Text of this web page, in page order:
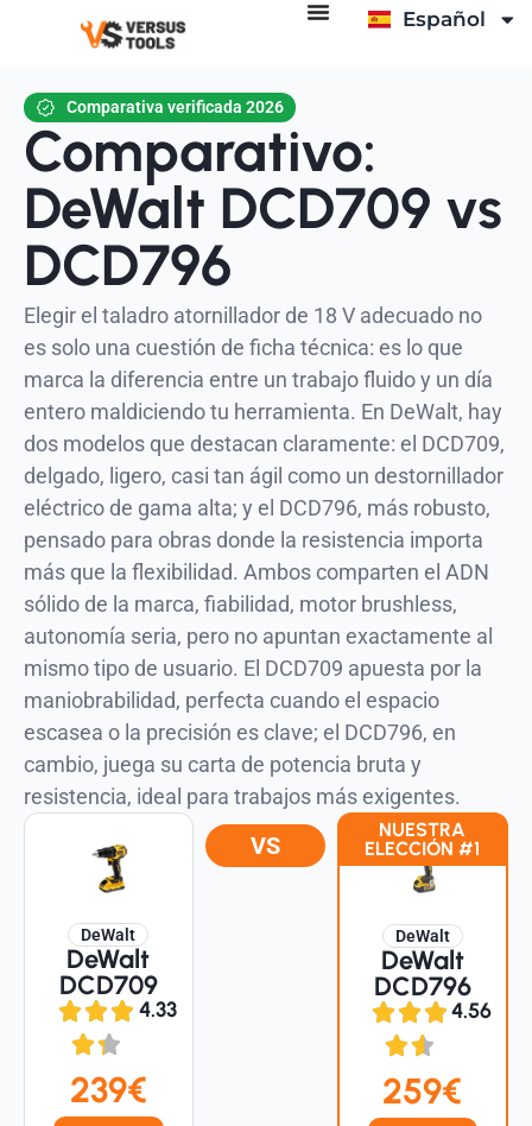
Español
Italiano
Comparativa verificada 2026
Comparativo:
DeWalt DCD709 vs
DCD796
Elegir el taladro atornillador de 18 V adecuado no
es solo una cuestión de ficha técnica: es lo que
marca la diferencia entre un trabajo fluido y un día
entero maldiciendo tu herramienta. En DeWalt, hay
dos modelos que destacan claramente: el DCD709,
delgado, ligero, casi tan ágil como un destornillador
eléctrico de gama alta; y el DCD796, más robusto,
pensado para obras donde la resistencia importa
más que la flexibilidad. Ambos comparten el ADN
sólido de la marca, fiabilidad, motor brushless,
autonomía seria, pero no apuntan exactamente al
mismo tipo de usuario. El DCD709 apuesta por la
maniobrabilidad, perfecta cuando el espacio
escasea o la precisión es clave; el DCD796, en
cambio, juega su carta de potencia bruta y
resistencia, ideal para trabajos más exigentes.
DeWalt
DeWalt
DCD709
4.33
239€
VS
DeWalt
DeWalt
DCD796
4.56
259€
NUESTRA
ELECCIÓN #1